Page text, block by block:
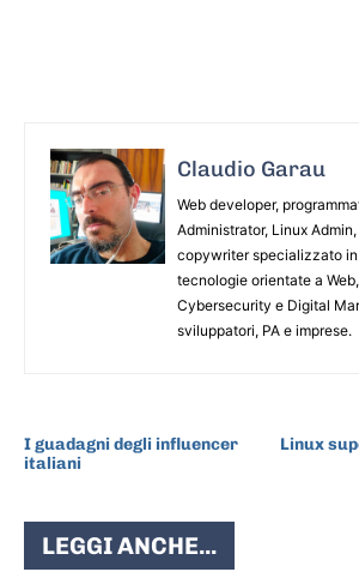
Claudio Garau
Web developer,
Administrator, Linux
copywriter specializzato
tecnologie orientate a
Cybersecurity e Digital
sviluppatori, PA e imprese.
I guadagni degli influencer
italiani
Linux
LEGGI ANCHE...